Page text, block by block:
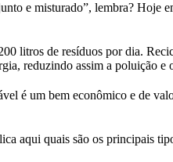
e misturado”, lembra? Hoje
litros de resíduos por dia.
reduzindo assim a poluição
é um bem econômico e de
aqui quais são os principais